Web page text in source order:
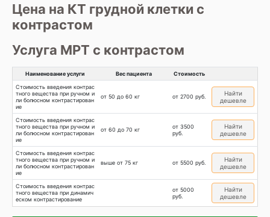
Цена на КТ грудной клетки с
контрастом
Услуга МРТ с контрастом
Наименование услуги Вес пациента
Стоимость
Стоимость введения контрас
тного вещества при ручном и
ли болюсном контрастирован
ие
от 50 до 60 кг от 2700 руб.
Найти
дешевле
Стоимость введения контрас
тного вещества при ручном и
ли болюсном контрастирован
ие
от 60 до 70 кг
от 3500
руб.
Найти
дешевле
Стоимость введения контрас
тного вещества при ручном и
ли болюсном контрастирован
ие
выше от 75 кг от 5500 руб.
Найти
дешевле
Стоимость введения контрас
тного вещества при динамич
еском контрастирование
от 5000
руб.
Найти
дешевле